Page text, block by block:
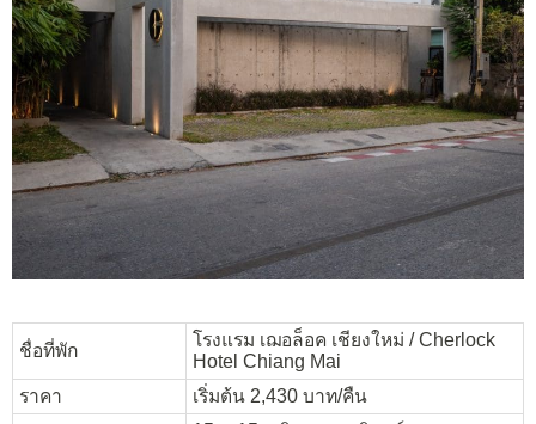
ชื่อที่พัก
โรงแรม เฌอล็อค เชียงใหม่ / Cherlock
Hotel Chiang Mai
ราคา
เริ่มต้น 2,430 บาท/คืน